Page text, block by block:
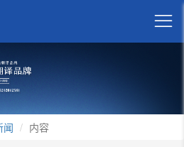

闻 内容